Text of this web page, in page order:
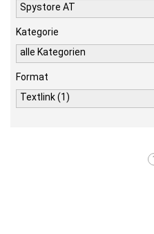
Spystore AT
Kategorie
alle Kategorien
Format
Textlink (1)